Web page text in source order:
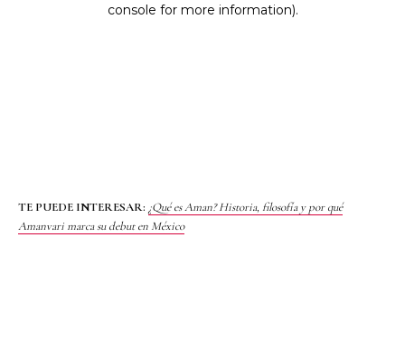
TE PUEDE INTERESAR: ¿Qué es Aman? Historia, filosofía y por qué
Amanvari marca su debut en México